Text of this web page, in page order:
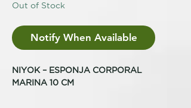
Out of Stock
Notify When Available
NIYOK – ESPONJA CORPORAL
MARINA 10 CM